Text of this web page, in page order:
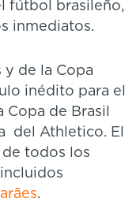
fútbol brasileño,
inmediatos.
y de la Copa
inédito para el
de Brasil
del Athletico. El
todos los
.